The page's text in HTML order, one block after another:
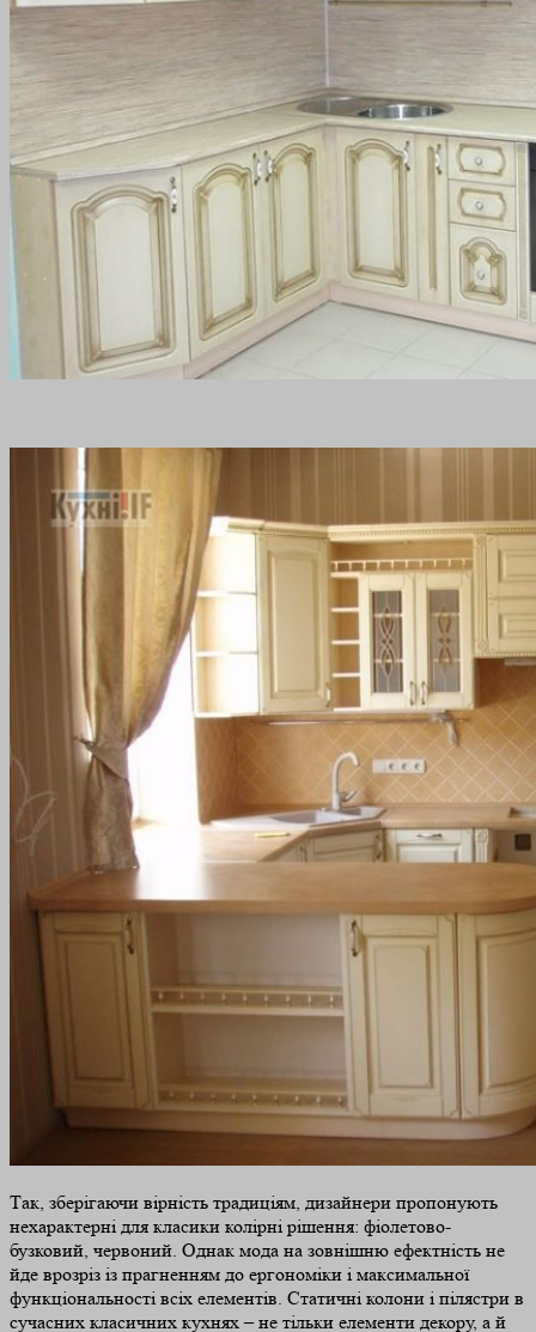
Так, зберігаючи вірність традиціям, дизайнери пропонують
нехарактерні для класики колірні рішення: фіолетово-
бузковий, червоний. Однак мода на зовнішню ефектність не
йде врозріз із прагненням до ергономіки і максимальної
функціональності всіх елементів. Статичні колони і пілястри в
сучасних класичних кухнях – не тільки елементи декору, а й